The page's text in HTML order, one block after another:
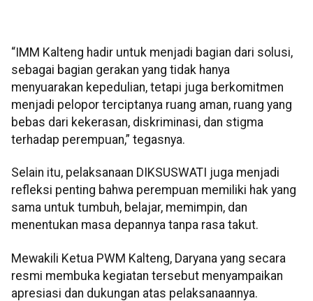
“IMM Kalteng hadir untuk menjadi bagian dari solusi,
sebagai bagian gerakan yang tidak hanya
menyuarakan kepedulian, tetapi juga berkomitmen
menjadi pelopor terciptanya ruang aman, ruang yang
bebas dari kekerasan, diskriminasi, dan stigma
terhadap perempuan,” tegasnya.
Selain itu, pelaksanaan DIKSUSWATI juga menjadi
refleksi penting bahwa perempuan memiliki hak yang
sama untuk tumbuh, belajar, memimpin, dan
menentukan masa depannya tanpa rasa takut.
Mewakili Ketua PWM Kalteng, Daryana yang secara
resmi membuka kegiatan tersebut menyampaikan
apresiasi dan dukungan atas pelaksanaannya.